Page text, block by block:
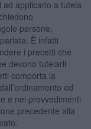
applicarlo a tutela
persone,
È infatti
i precetti che
devono tutelarli
comporta la
ed
e nei provvedimenti
precedente alla